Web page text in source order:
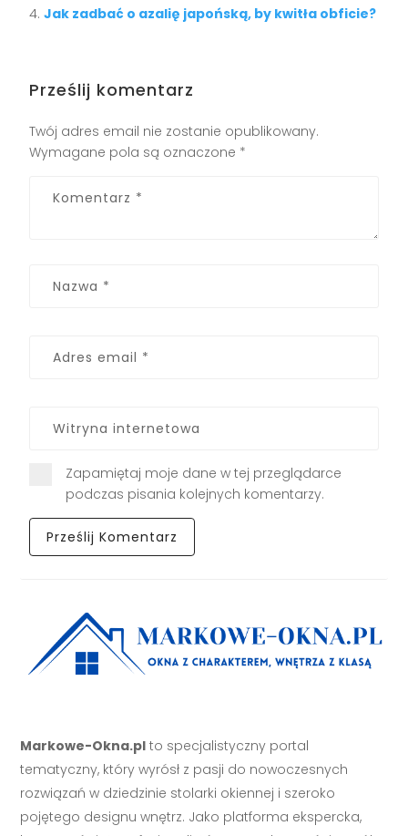
Jak zadbać o azalię japońską, by kwitła obficie?
Prześlij komentarz
Twój adres email nie zostanie opublikowany.
Wymagane pola są oznaczone *
Zapamiętaj moje dane w tej przeglądarce
podczas pisania kolejnych komentarzy.
Markowe-Okna.pl to specjalistyczny portal
tematyczny, który wyrósł z pasji do nowoczesnych
rozwiązań w dziedzinie stolarki okiennej i szeroko
pojętego designu wnętrz. Jako platforma ekspercka,